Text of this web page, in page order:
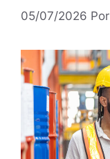
05/07/2026 Por